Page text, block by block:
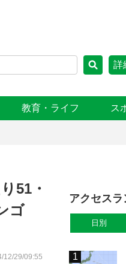
詳
教育・ライフ ス
51・
ゴ
12/29/09:55
アクセス
日別